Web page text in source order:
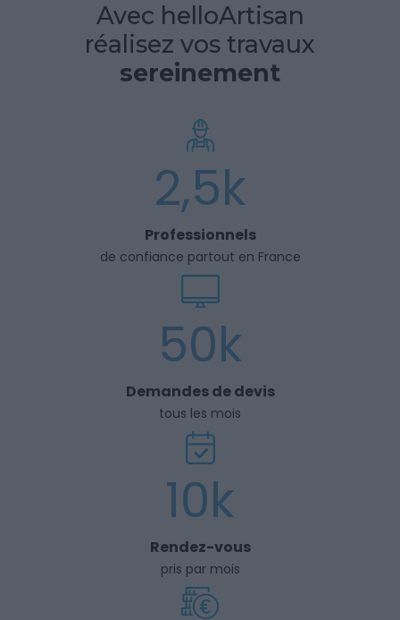
Avec helloArtisan
réalisez vos travaux
sereinement
2,5k
Professionnels
de confiance partout en France
50k
Demandes de devis
tous les mois
10k
Rendez-vous
pris par mois